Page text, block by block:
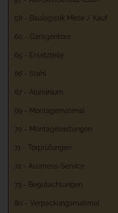
58 - Baulogistik Miete / Kauf
60 - Garagentore
65 - Ersatzteile
66 - Stahl
67 - Aluminium
69 - Montagematerial
70 - Montageleistungen
71 - Torprüfungen
72 - Ausmess-Service
73 - Begutachtungen
80 - Verpackungsmaterial